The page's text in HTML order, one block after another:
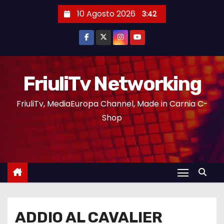
10 Agosto 2026 3:42
FriuliTv Networking
FriuliTv, MediaEuropa Channel, Made in Carnia C-
Shop
ADDIO AL CAVALIER